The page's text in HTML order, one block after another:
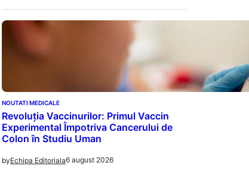
NOUTATI MEDICALE
Revoluția Vaccinurilor: Primul Vaccin
Experimental Împotriva Cancerului de
Colon în Studiu Uman
byEchipa Editoriala6 august 2026